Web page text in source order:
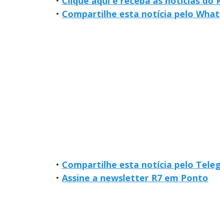
• Compartilhe esta notícia pelo
• Compartilhe esta notícia pelo
• Assine a newsletter R7 em Ponto